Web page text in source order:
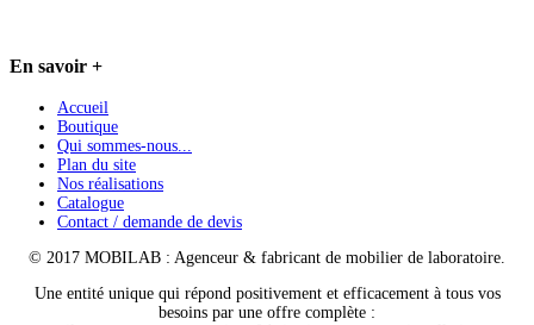
En savoir +
Accueil
Boutique
Qui sommes-nous...
Plan du site
Nos réalisations
Catalogue
Contact / demande de devis
© 2017 MOBILAB : Agenceur & fabricant de mobilier de laboratoire.
Une entité unique qui répond positivement et efficacement à tous vos
besoins par une offre complète :